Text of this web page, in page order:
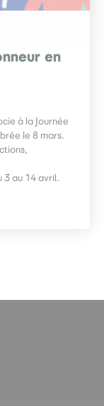
en
à la Journée
le 8 mars.
3 au 14 avril.